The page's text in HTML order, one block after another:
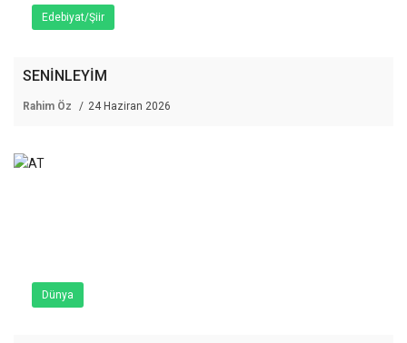
Edebiyat/Şiir
SENİNLEYİM
Rahim Öz 24 Haziran 2026
Dünya